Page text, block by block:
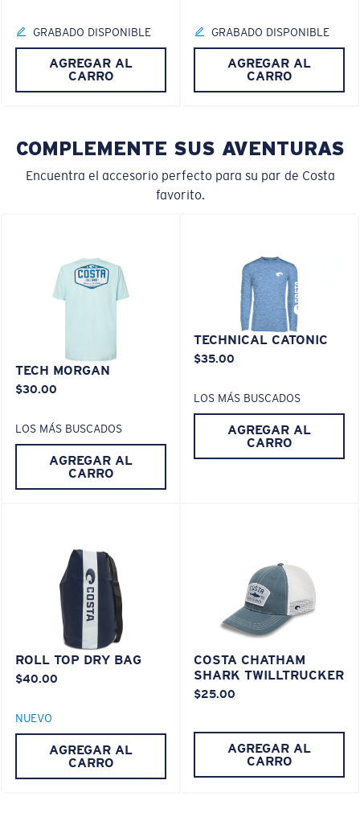
grande
.
¿Se ajusta en las dos últimas posiciones?
Es posible que necesite una montura
GRABADO DISPONIBLE
AGREGAR AL
CARRO
GRABADO DISPONIBLE
AGREGAR AL
CARRO
COMPLEMENTE SUS AVENTURAS
Encuentra el accesorio perfecto para su par de Costa
favorito.
TECH MORGAN
$30.00
LOS MÁS BUSCADOS
AGREGAR AL
CARRO
TECHNICAL CATONIC
$35.00
LOS MÁS BUSCADOS
AGREGAR AL
CARRO
ROLL TOP DRY BAG
$40.00
NUEVO
AGREGAR AL
CARRO
COSTA CHATHAM
SHARK TWILLTRUCKER
$25.00
AGREGAR AL
CARRO